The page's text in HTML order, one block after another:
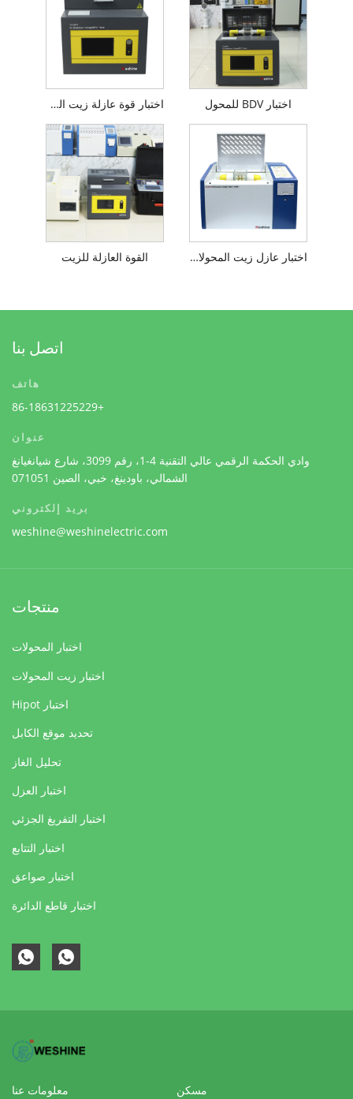
اختبار قوة عازلة زيت المحولات اختبار BDV للمحول
القوة العازلة للزيت اختبار عازل زيت المحولات1
اتصل بنا
هاتف
+86-18631225229
عنوان
وادي الحكمة الرقمي عالي التقنية 4-1، رقم 3099، شارع شيانغيانغ
الشمالي، باودينغ، خبي، الصين 071051
بريد إلكتروني
weshine@weshinelectric.com
منتجات
اختبار المحولات
اختبار زيت المحولات
اختبار Hipot
تحديد موقع الكابل
تحليل الغاز
اختبار العزل
اختبار التفريغ الجزئي
اختبار التتابع
اختبار صواعق
اختبار قاطع الدائرة
مسكن معلومات عنا